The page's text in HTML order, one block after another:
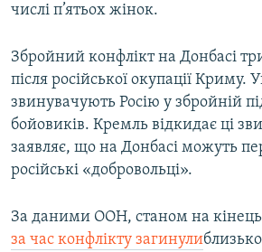
числі п’ятьох жінок.
Збройний конфлікт на Донбасі
після російської окупації Криму.
звинувачують Росію у збройній
бойовиків. Кремль відкидає ці
заявляє, що на Донбасі можуть
російські «добровольці».
За даними ООН, станом на кінець
за час конфлікту загинули